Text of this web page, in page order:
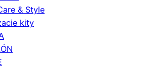
& Style
kity